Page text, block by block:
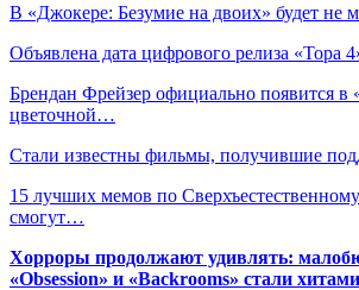
В «Джокере: Безумие на двоих» будет не
Объявлена дата цифрового релиза «Тора
Брендан Фрейзер официально появится в
цветочной…
Стали известны фильмы, получившие
15 лучших мемов по
смогут…
Хорроры продолжают удивлять:
«Obsession» и «Backrooms» стали